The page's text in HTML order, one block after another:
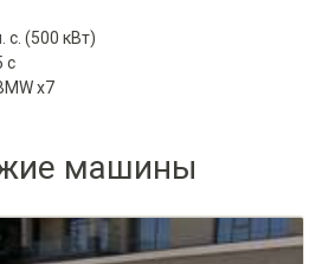
с. (500 кВт)
с
х7
машины